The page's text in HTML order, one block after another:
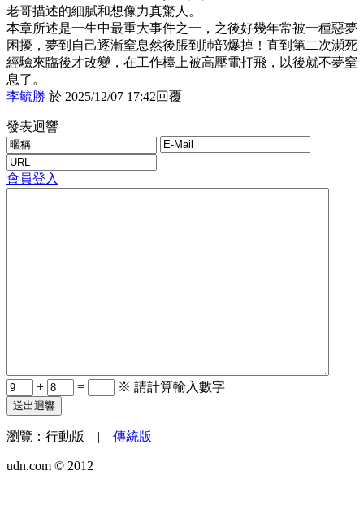
老哥描述的細膩和想像力真驚人。
本章所述是一生中最重大事件之一，之後好幾年常被一種惡夢
困擾，夢到自己逐漸窒息然後脹到肺部爆掉！ 直到第二次瀕死
經驗來臨後才改變，在工作檯上被高壓電打飛，以後就不夢窒
息了。
李毓勝 於 2025/12/07 17:42回覆
發表迴響
會員登入
+ = ※ 請計算輸入數字
送出迴響
瀏覽： 行動版 | 傳統版
udn.com © 2012